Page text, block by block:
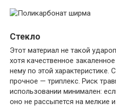
Стекло
Этот материал не такой
хотя качественное
нему по этой характеристике.
прочное — триплекс. Риск
использовании минимален:
оно не рассыпется на мелкие